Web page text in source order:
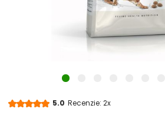
Vitamíny a minerály
5.0 Recenzie: 2x